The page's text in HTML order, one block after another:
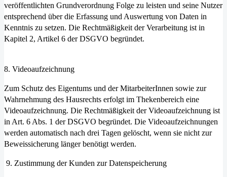
veröffentlichten Grundverordnung Folge zu leisten und seine Nutzer
entsprechend über die Erfassung und Auswertung von Daten in
Kenntnis zu setzen. Die Rechtmäßigkeit der Verarbeitung ist in
Kapitel 2, Artikel 6 der DSGVO begründet.
8. Videoaufzeichnung
Zum Schutz des Eigentums und der MitarbeiterInnen sowie zur
Wahrnehmung des Hausrechts erfolgt im Thekenbereich eine
Videoaufzeichnung. Die Rechtmäßigkeit der Videoaufzeichnung ist
in Art. 6 Abs. 1 der DSGVO begründet. Die Videoaufzeichnungen
werden automatisch nach drei Tagen gelöscht, wenn sie nicht zur
Beweissicherung länger benötigt werden.
9. Zustimmung der Kunden zur Datenspeicherung